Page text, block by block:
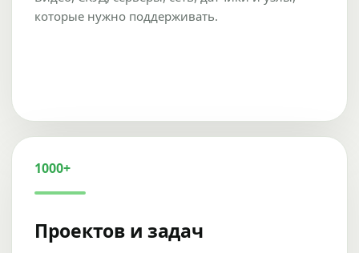
которые нужно поддерживать.
1000+
Проектов и задач